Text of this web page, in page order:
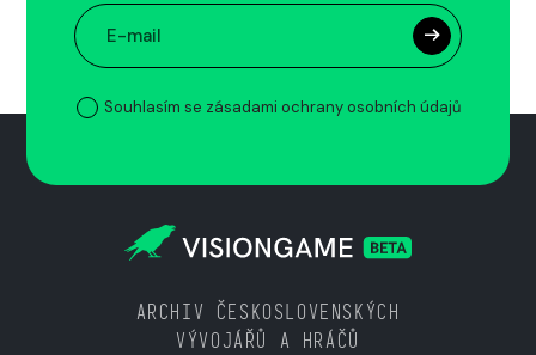
Souhlasím se zásadami ochrany osobních údajů
ARCHIV ČESKOSLOVENSKÝCH
VÝVOJÁŘŮ A HRÁČŮ